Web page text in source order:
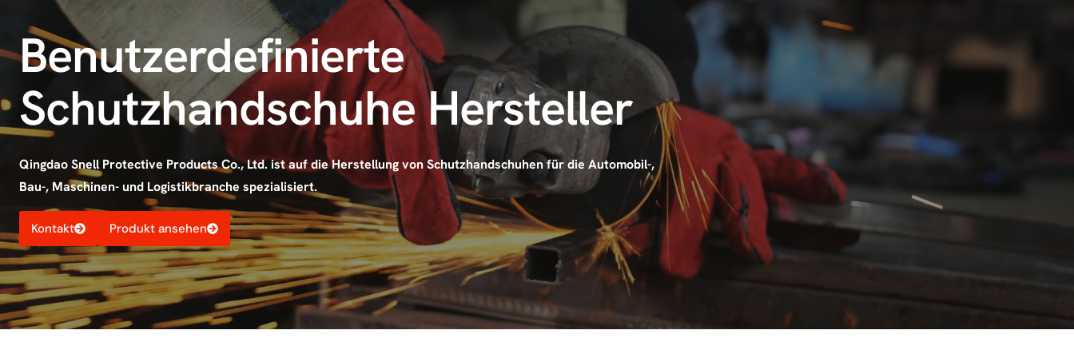
Benutzerdefinierte
Schutzhandschuhe Hersteller
Qingdao Snell Protective Products Co., Ltd. ist auf die Herstellung von Schutzhandschuhen für die Automobil-,
Bau-, Maschinen- und Logistikbranche spezialisiert.
Kontakt Produkt ansehen